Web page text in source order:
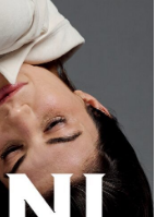
the new...